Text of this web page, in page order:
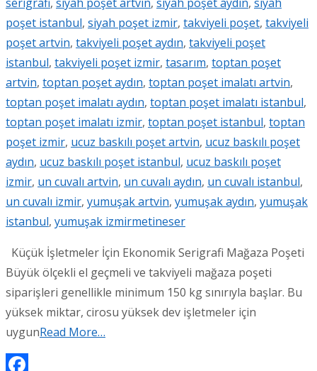
poşet istanbul, siyah poşet izmir, takviyeli poşet, takviyeli
poşet artvin, takviyeli poşet aydın, takviyeli poşet
istanbul, takviyeli poşet izmir, tasarım, toptan poşet
artvin, toptan poşet aydın, toptan poşet imalatı artvin,
toptan poşet imalatı aydın, toptan poşet imalatı istanbul,
toptan poşet imalatı izmir, toptan poşet istanbul, toptan
poşet izmir, ucuz baskılı poşet artvin, ucuz baskılı poşet
aydın, ucuz baskılı poşet istanbul, ucuz baskılı poşet
izmir, un cuvalı artvin, un cuvalı aydın, un cuvalı istanbul,
un cuvalı izmir, yumuşak artvin, yumuşak aydın, yumuşak
istanbul, yumuşak izmirmetineser
Küçük İşletmeler İçin Ekonomik Serigrafi Mağaza Poşeti
Büyük ölçekli el geçmeli ve takviyeli mağaza poşeti
siparişleri genellikle minimum 150 kg sınırıyla başlar. Bu
yüksek miktar, cirosu yüksek dev işletmeler için
uygunRead More…